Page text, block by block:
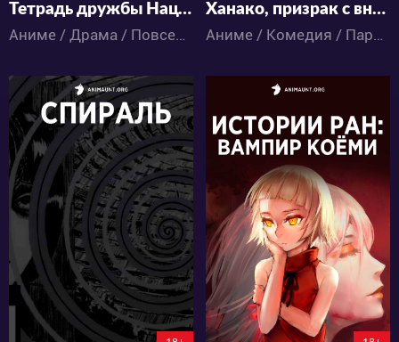
Тетрадь дружбы Нацумэ 7
Аниме / Драма / Повседневность / Паранормальное / Сёдзё
Ханако, призрак с внеклассными историями
Аниме / Комедия / Пародия / Паранормальное / Школа
38540
48 29
11160
14 6